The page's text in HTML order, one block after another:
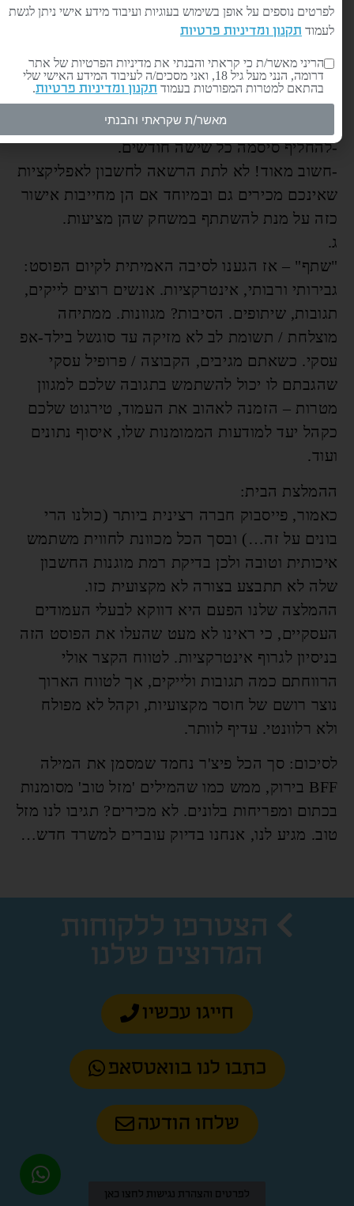
ההתחברות.
-לבחור סיסמה קשה לאיתור. לא, תאריך היומולדת
לאיתור.
-לבקש מספק המחשב שלכם להתקין מערכות
אנטיוירוס מתקדמות הכוללות תוכנות נגד ריגול.
-להחליף סיסמה כל שישה חודשים.
-חשוב מאוד! לא לתת הרשאה לחשבון לאפליקציות
שאינכם מכירים גם ובמיוחד אם הן מחייבות אישור
כזה על מנת להשתתף במשחק שהן מציעות.
ג.
"שתף" – אז הגענו לסיבה האמיתית לקיום הפוסט:
גבירותי ורבותי, אינטרקציות. אנשים רוצים לייקים,
תגובות, שיתופים. הסיבות? מגוונות. ממתיחה
מוצלחת / תשומת לב לא מזיקה עד סוגשל בילד-אפ
עסקי. כשאתם מגיבים, הקבוצה / פרופיל עסקי
שהגבתם לו יכול להשתמש בתגובה שלכם למגוון
מטרות – הזמנה לאהוב את העמוד, טירגוט שלכם
כקהל יעד למודעות הממומנות שלו, איסוף נתונים
ועוד.
ההמלצת הבית:
כאמור, פייסבוק חברה רצינית ביותר (כולנו הרי
בונים על זה…) ובסך הכל מכוונת לחווית משתמש
איכותית וטובה ולכן בדיקת רמת מוגנות החשבון
שלה לא תתבצע בצורה לא מקצועית כזו.
ההמלצה שלנו הפעם היא דווקא לבעלי העמודים
העסקיים, כי ראינו לא מעט שהעלו את הפוסט הזה
בניסיון לגרוף אינטרקציות. לטווח הקצר אולי
הרווחתם כמה תגובות ולייקים, אך לטווח הארוך
נוצר רושם של חוסר מקצועיות, וקהל לא מפולח
ולא רלוונטי. עדיף לוותר.
לסיכום: סך הכל פיצ'ר נחמד שמסמן את המילה
BFF בירוק, ממש כמו שהמילים 'מזל טוב' מסומנות
בכתום ומפריחות בלונים. לא מכירים? תגיבו לנו מזל
טוב. מגיע לנו, אנחנו בדיוק עוברים למשרד חדש…
הצטרפו ללקוחות
המרוצים שלנו
חייגו עכשיו
כתבו לנו בוואטסאפ
שלחו הודעה
לפרטים והצהרת נגישות לחצו כאן
לפרטים נוספים על אופן בשימוש בעוגיות ועיבוד מידע אישי ניתן לגשת
לעמוד תקנון ומדיניות פרטיות
הריני מאשר/ת כי קראתי והבנתי את מדיניות הפרטיות של אתר
דרומה, הנני מעל גיל 18, ואני מסכים/ה לעיבוד המידע האישי שלי
בהתאם למטרות המפורטות בעמוד תקנון ומדיניות פרטיות.
מאשר/ת שקראתי והבנתי